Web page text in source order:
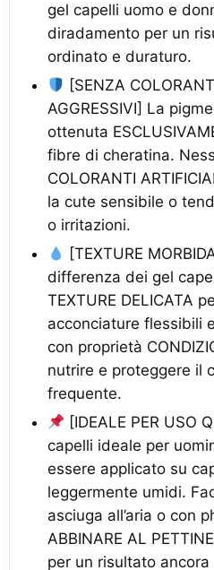
gel capelli uomo e
diradamento per un
ordinato e duraturo.
[SENZA
AGGRESSIVI] La
ottenuta
fibre di cheratina.
COLORANTI
la cute sensibile o
o irritazioni.
[TEXTURE
differenza dei gel
TEXTURE DELICATA
acconciature flessibili
con proprietà
nutrire e proteggere il
frequente.
[IDEALE PER USO
capelli ideale per
essere applicato su
leggermente umidi.
asciuga all’aria o con
ABBINARE AL
per un risultato ancora